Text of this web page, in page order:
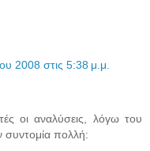
2008 στις 5:38 μ.μ.
οι αναλύσεις, λόγω του
συντομία πολλή: